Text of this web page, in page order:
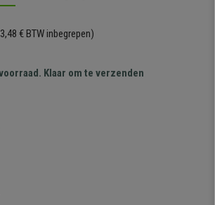
€ BTW inbegrepen)
Klaar om te verzenden